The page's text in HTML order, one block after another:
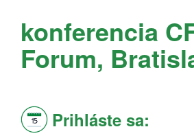
konferencia
Forum,
Prihláste sa: